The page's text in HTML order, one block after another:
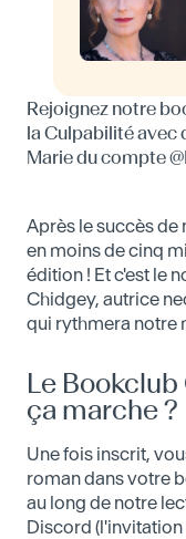
Rejoignez notre
la Culpabilité avec
Marie du compte
Après le succès
en moins de cinq
édition ! Et c'est le
Chidgey, autrice
qui rythmera notre
Le
ça marche ?
Une fois inscrit,
roman dans votre
au long de notre
Discord